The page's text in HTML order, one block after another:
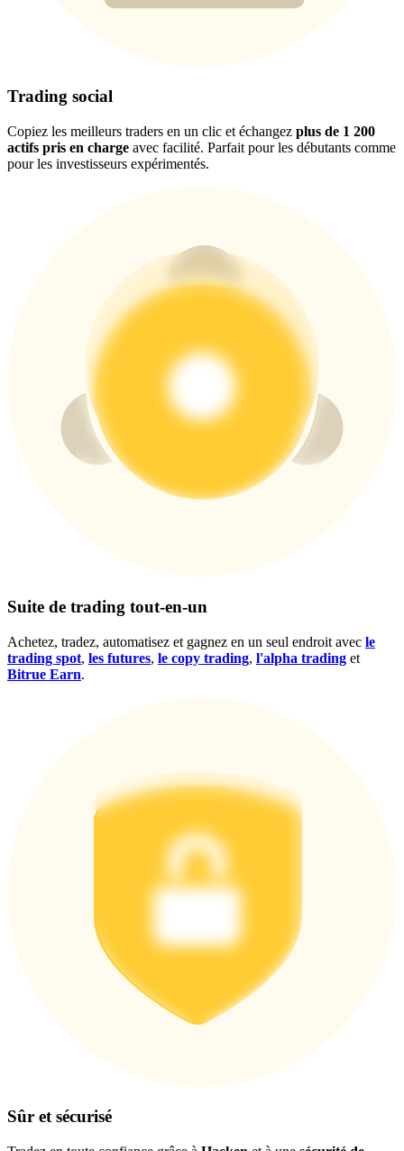
USDT New User Exclusive 10% APR
BTC Flexible Staking | Daily Rewards
Plus d'événements
Gagnez des prix et des récompenses exclusives
Se connecterS'inscrire
l'application Bitrue
Trading social
Copiez les meilleurs traders en un clic et échangez plus de 1 200
actifs pris en charge avec facilité. Parfait pour les débutants comme
pour les investisseurs expérimentés.
Suite de trading tout-en-un
Achetez, tradez, automatisez et gagnez en un seul endroit avec le
trading spot, les futures, le copy trading, l'alpha trading et
Bitrue Earn.
Sûr et sécurisé